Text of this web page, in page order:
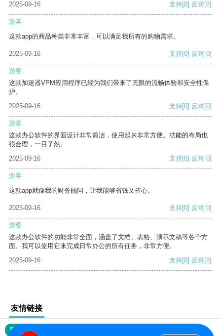
2025-09-16
支持[0] 反对[0]
游客
这款app的商品种类非常丰富，可以满足我所有的购物需求。
2025-09-16 支持[0] 反对[0]
游客
这款加速器VPM应用程序已经为我们带来了无限的流畅体验和安全性保
护。
2025-09-16
支持[0] 反对[0]
游客
这款办公软件的界面设计非常简洁，使用起来非常方便。功能的布局也
很合理，一目了然。
2025-09-16
支持[0] 反对[0]
游客
这款app就像我的财务顾问，让我能够省钱又省心。
2025-09-16 支持[0] 反对[0]
游客
这款办公软件的功能非常全面，涵盖了文档、表格、演示文稿等各个方
面。我可以使用它来完成日常办公的所有任务，非常方便。
2025-09-16
支持[0] 反对[0]
友情链接
网站地图